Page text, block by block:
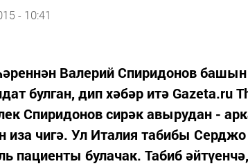
- 10:41
Валерий Спиридонов башын
булган, дип хәбәр итә Gazeta.ru
Спиридонов сирәк авырудан -
иза чигә. Ул Италия табибы
пациенты булачак. Табиб